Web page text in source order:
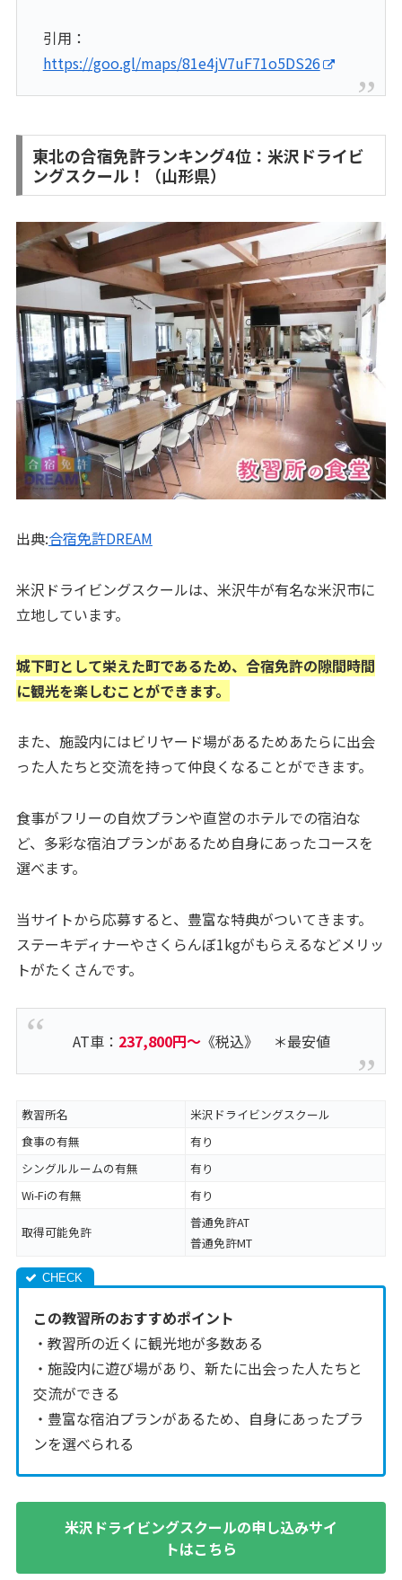
引用：
https://goo.gl/maps/81e4jV7uF71o5DS26
東北の合宿免許ランキング4位：米沢ドライビ
ングスクール！（山形県）
出典:合宿免許DREAM
米沢ドライビングスクールは、米沢牛が有名な米沢市に
立地しています。
城下町として栄えた町であるため、合宿免許の隙間時間
に観光を楽しむことができます。
また、施設内にはビリヤード場があるためあたらに出会
った人たちと交流を持って仲良くなることができます。
食事がフリーの自炊プランや直営のホテルでの宿泊な
ど、多彩な宿泊プランがあるため自身にあったコースを
選べます。
当サイトから応募すると、豊富な特典がついてきます。
ステーキディナーやさくらんぼ1kgがもらえるなどメリッ
トがたくさんです。
AT車： 237,800円～《税込》 ＊最安値
教習所名
米沢ドライビングスクール
食事の有無
有り
シングルルームの有無
有り
Wi-Fiの有無
有り
取得可能免許
普通免許AT
普通免許MT
この教習所のおすすめポイント
・教習所の近くに観光地が多数ある
・施設内に遊び場があり、新たに出会った人たちと
交流ができる
・豊富な宿泊プランがあるため、自身にあったプラ
ンを選べられる
米沢ドライビングスクールの申し込みサイ
トはこちら